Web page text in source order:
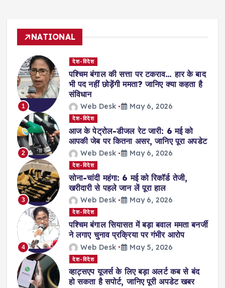
NATIONAL
1
देश-विदेश
पश्चिम बंगाल की सत्ता पर टकराव… हार के बाद
भी पद नहीं छोड़ेंगी ममता? जानिए क्या कहता है
संविधान
Web Desk May 6, 2026
2
देश-विदेश
आज के पेट्रोल-डीजल रेट जारी: 6 मई को
आपकी जेब पर कितना असर, जानिए पूरा अपडेट
Web Desk May 6, 2026
3
देश-विदेश
सोना-चांदी महंगा: 6 मई को रिकॉर्ड तेजी,
खरीदारी से पहले जान लें पूरा हाल
Web Desk May 6, 2026
4
देश-विदेश
पश्चिम बंगाल सियासत में बड़ा बवाल ममता बनर्जी
ने लगाए चुनाव प्रक्रिया पर गंभीर आरोप
Web Desk May 5, 2026
देश-विदेश
व्हाट्सएप यूजर्स के लिए बड़ा अलर्ट कब से बंद
हो सकता है सपोर्ट, जानिए पूरी अपडेट खबर